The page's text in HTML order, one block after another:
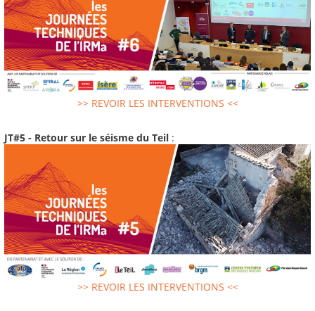
>> REVOIR LES INTERVENTIONS <<
JT#5 - Retour sur le séisme du Teil :
>> REVOIR LES INTERVENTIONS <<